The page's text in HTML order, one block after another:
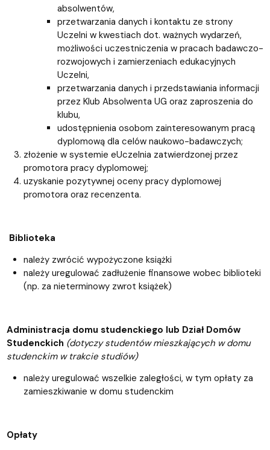
absolwentów,
przetwarzania danych i kontaktu ze strony
Uczelni w kwestiach dot. ważnych wydarzeń,
możliwości uczestniczenia w pracach badawczo-
rozwojowych i zamierzeniach edukacyjnych
Uczelni,
przetwarzania danych i przedstawiania informacji
przez Klub Absolwenta UG oraz zaproszenia do
klubu,
udostępnienia osobom zainteresowanym pracą
dyplomową dla celów naukowo-badawczych;
złożenie w systemie eUczelnia zatwierdzonej przez
promotora pracy dyplomowej;
uzyskanie pozytywnej oceny pracy dyplomowej
promotora oraz recenzenta.
Biblioteka
należy zwrócić wypożyczone książki
należy uregulować zadłużenie finansowe wobec biblioteki
(np. za nieterminowy zwrot książek)
Administracja domu studenckiego lub Dział Domów
Studenckich (dotyczy studentów mieszkających w domu
studenckim w trakcie studiów)
należy uregulować wszelkie zaległości, w tym opłaty za
zamieszkiwanie w domu studenckim
Opłaty